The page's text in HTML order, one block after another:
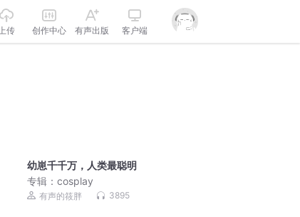
上传 创作中心 有声出版 客户端
幼崽千千万，人类最聪明
专辑：cosplay
有声的筱胖 3895